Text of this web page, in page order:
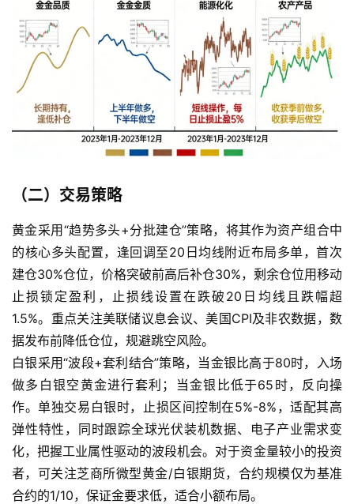
（二）交易策略
黄金采用“趋势多头+分批建仓”策略，将其作为资产组合中
的核心多头配置，逢回调至20日均线附近布局多单，首次
建仓30%仓位，价格突破前高后补仓30%，剩余仓位用移动
止损锁定盈利，止损线设置在跌破20日均线且跌幅超
1.5%。重点关注美联储议息会议、美国CPI及非农数据，数
据发布前降低仓位，规避跳空风险。
白银采用“波段+套利结合”策略，当金银比高于80时，入场
做多白银空黄金进行套利；当金银比低于65时，反向操
作。单独交易白银时，止损区间控制在5%-8%，适配其高
弹性特性，同时跟踪全球光伏装机数据、电子产业需求变
化，把握工业属性驱动的波段机会。对于资金量较小的投资
者，可关注芝商所微型黄金/白银期货，合约规模仅为基准
合约的1/10，保证金要求低，适合小额布局。